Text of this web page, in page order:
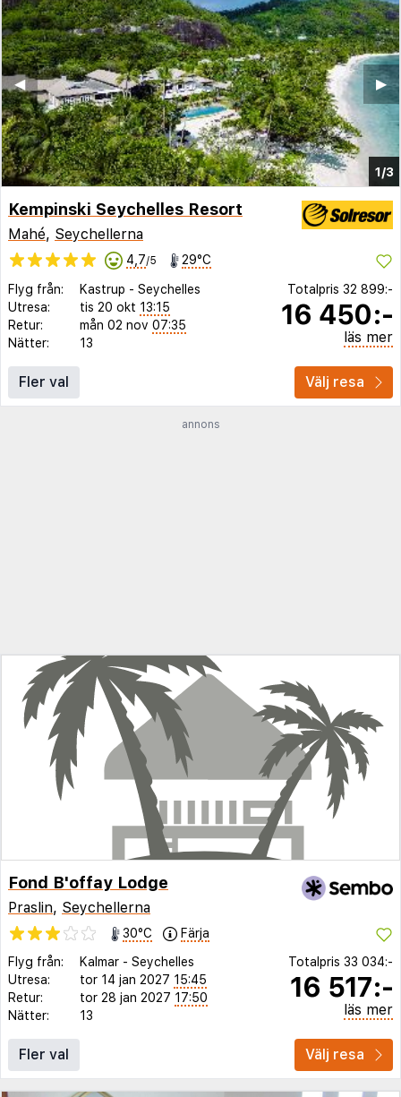
1/3
▶︎
◀︎
Kempinski Seychelles Resort
Mahé, Seychellerna
4,7/5 29°C
Flyg från: Kastrup - Seychelles
Utresa:
tis 20 okt 13:15
Retur:
mån 02 nov 07:35
Nätter:
13
Totalpris 32 899:-
16 450:-
läs mer
Fler val Välj resa
annons
Fond B'offay Lodge
Praslin, Seychellerna
30°C
Färja
Flyg från:
Kalmar - Seychelles
Utresa:
tor 14 jan 2027 15:45
Retur:
tor 28 jan 2027 17:50
Nätter:
13
Totalpris 33 034:-
16 517:-
läs mer
Fler val Välj resa